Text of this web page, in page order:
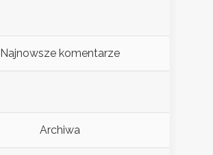
Najnowsze komentarze
Archiwa